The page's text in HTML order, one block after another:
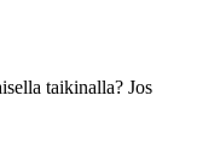
taikinalla? Jos